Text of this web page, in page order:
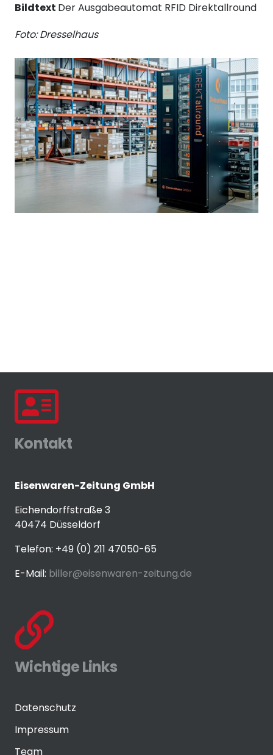
Bildtext Der Ausgabeautomat RFID Direktallround
Foto: Dresselhaus
Kontakt
Eisenwaren-Zeitung GmbH
Eichendorffstraße 3
40474 Düsseldorf
Telefon: +49 (0) 211 47050-65
E-Mail: biller@eisenwaren-zeitung.de
Wichtige Links
Datenschutz
Impressum
Team